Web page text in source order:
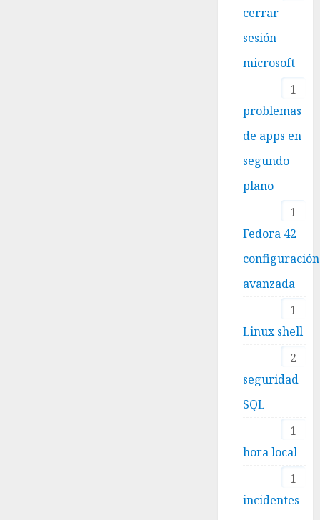
cerrar
sesión
microsoft
1
problemas
de apps en
segundo
plano
1
Fedora 42
configuración
avanzada
1
Linux shell
2
seguridad
SQL
1
hora local
1
incidentes